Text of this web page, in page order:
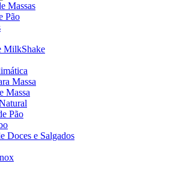
Massas
Pão
MilkShake
Massa
Massa
Pão
Doces e Salgados